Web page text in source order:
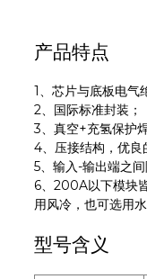
产品特点
1、 芯片与底板电气
2、国际标准封装；
3、真空+充氢保护
4、压接结构，优良
5、输入-输出端之
6、200A以下模块
用风冷，也可选用水
型号含义